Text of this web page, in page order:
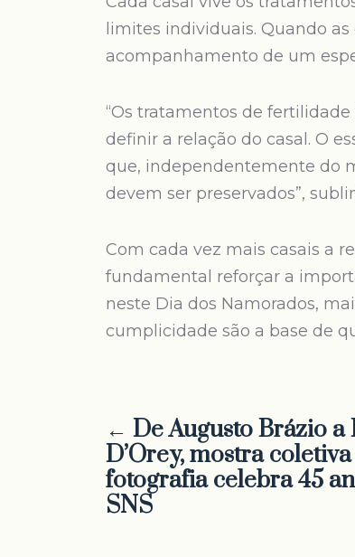
limites individuais. Quando
acompanhamento de um
“Os tratamentos de
definir a relação do casal. O
que, independentemente do
devem ser preservados”,
Com cada vez mais casais a
fundamental reforçar a
neste Dia dos Namorados,
cumplicidade são a base de
← De Augusto Brázio a
D’Orey, mostra
fotografia celebra 45
SNS